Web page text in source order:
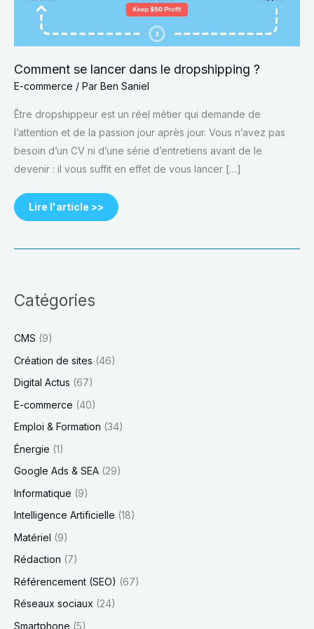
Comment se lancer dans le dropshipping ?
E-commerce / Par Ben Saniel
Être dropshippeur est un réel métier qui demande de
l’attention et de la passion jour après jour. Vous n’avez pas
besoin d’un CV ni d’une série d’entretiens avant de le
devenir : il vous suffit en effet de vous lancer […]
Lire l'article >>
Catégories
CMS (9)
Création de sites (46)
Digital Actus (67)
E-commerce (40)
Emploi & Formation (34)
Énergie (1)
Google Ads & SEA (29)
Informatique (9)
Intelligence Artificielle (18)
Matériel (9)
Rédaction (7)
Référencement (SEO) (67)
Réseaux sociaux (24)
Smartphone (5)